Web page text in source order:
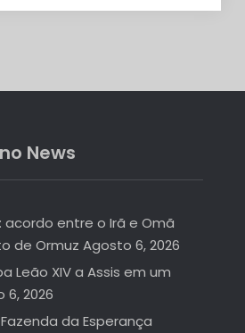
News
acordo entre o Irã e Omã
de Ormuz Agosto 6, 2026
Leão XIV a Assis em um
6, 2026
da Esperança